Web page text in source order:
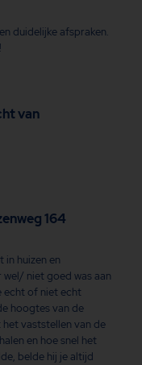
duidelijke afspraken.
van
164
in huizen en
wel/ niet goed was aan
echt of niet echt
hoogtes van de
vaststellen van de
en hoe snel het
belde hij je altijd